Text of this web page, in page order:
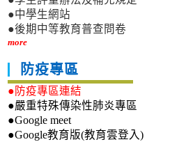
●中學生網站
●後期中等教育普查問卷
more
防疫專區
●防疫專區連結
●嚴重特殊傳染性肺炎專區
●Google meet
●Google教育版(教育雲登入)